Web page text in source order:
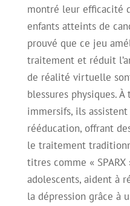
montré leur efficacité
enfants atteints de
prouvé que ce jeu
traitement et réduit
de réalité virtuelle
blessures physiques.
immersifs, ils
rééducation, offrant
le traitement
titres comme «
adolescents, aident à
la dépression grâce à